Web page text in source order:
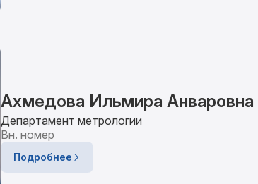
Ахмедова Ильмира Анваровна
Департамент метрологии
Вн. номер
Подробнее